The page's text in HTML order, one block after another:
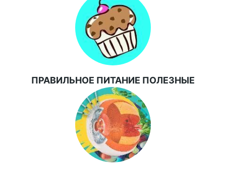
ПРАВИЛЬНОЕ ПИТАНИЕ ПОЛЕЗНЫЕ